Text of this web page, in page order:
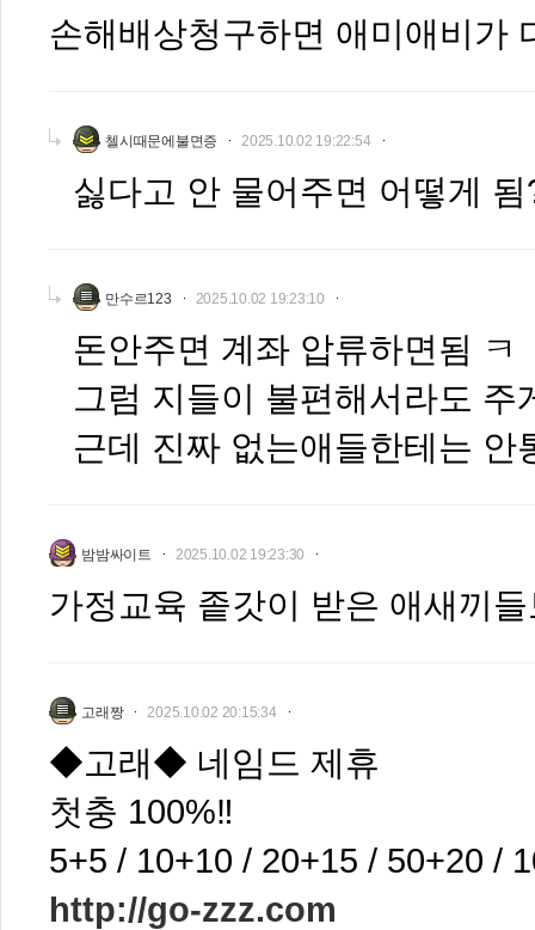
손해배상청구하면 애미애비가
첼시때문에불면증 2025.10.02 19:22:54
싫다고 안 물어주면 어떻게 됨
만수르123 2025.10.02 19:23:10
돈안주면 계좌 압류하면됨 ㅋ
그럼 지들이 불편해서라도 주
근데 진짜 없는애들한테는 안
밤밤싸이트 2025.10.02 19:23:30
가정교육 좉갓이 받은 애새끼
고래짱 2025.10.02 20:15:34
◆고래◆ 네임드 제휴
첫충 100%‼️
5+5 / 10+10 / 20+15 / 50+20 /
http://go-zzz.com